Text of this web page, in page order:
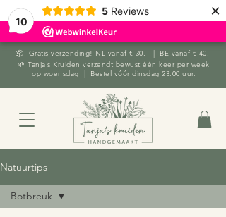
10
5 Reviews ×
📦 Gratis verzending! NL vanaf € 30,- | BE vanaf € 40,-
🌱 Tanja’s Kruiden verzendt bewust één keer per week
op woensdag | Bestel vóór dinsdag 23:00 uur.
Natuurtips
Botbreuk